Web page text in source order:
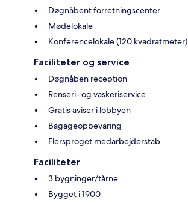
Døgnåbent forretningscenter
Mødelokale
Konferencelokale (120 kvadratmeter)
Faciliteter og service
Døgnåben reception
Renseri- og vaskeriservice
Gratis aviser i lobbyen
Bagageopbevaring
Flersproget medarbejderstab
Faciliteter
3 bygninger/tårne
Bygget i 1900